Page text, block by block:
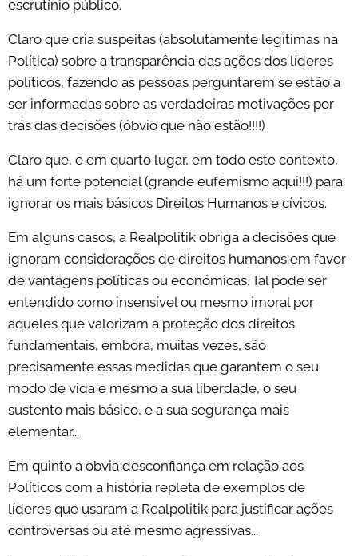
escrutínio público.
Claro que cria suspeitas (absolutamente legítimas na
Política) sobre a transparência das ações dos líderes
políticos, fazendo as pessoas perguntarem se estão a
ser informadas sobre as verdadeiras motivações por
trás das decisões (óbvio que não estão!!!!)
Claro que, e em quarto lugar, em todo este contexto,
há um forte potencial (grande eufemismo aqui!!!) para
ignorar os mais básicos Direitos Humanos e cívicos.
Em alguns casos, a Realpolitik obriga a decisões que
ignoram considerações de direitos humanos em favor
de vantagens políticas ou económicas. Tal pode ser
entendido como insensível ou mesmo imoral por
aqueles que valorizam a proteção dos direitos
fundamentais, embora, muitas vezes, são
precisamente essas medidas que garantem o seu
modo de vida e mesmo a sua liberdade, o seu
sustento mais básico, e a sua segurança mais
elementar...
Em quinto a obvia desconfiança em relação aos
Políticos com a história repleta de exemplos de
líderes que usaram a Realpolitik para justificar ações
controversas ou até mesmo agressivas...